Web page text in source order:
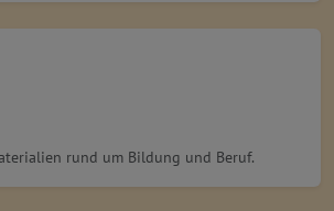
rund um Bildung und Beruf.